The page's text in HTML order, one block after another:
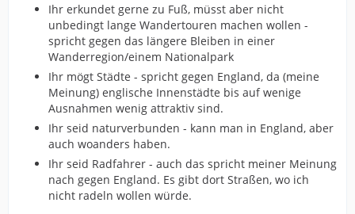
Ihr erkundet gerne zu Fuß, müsst aber nicht
unbedingt lange Wandertouren machen wollen -
spricht gegen das längere Bleiben in einer
Wanderregion/einem Nationalpark
Ihr mögt Städte - spricht gegen England, da (meine
Meinung) englische Innenstädte bis auf wenige
Ausnahmen wenig attraktiv sind.
Ihr seid naturverbunden - kann man in England, aber
auch woanders haben.
Ihr seid Radfahrer - auch das spricht meiner Meinung
nach gegen England. Es gibt dort Straßen, wo ich
nicht radeln wollen würde.